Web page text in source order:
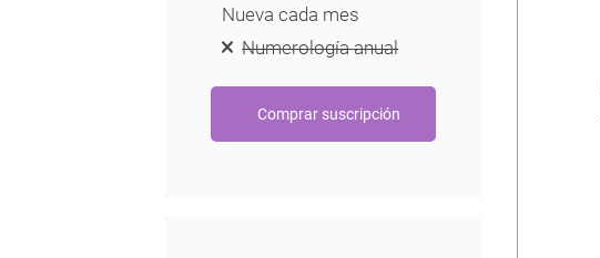
Nueva cada mes
Numerología anual